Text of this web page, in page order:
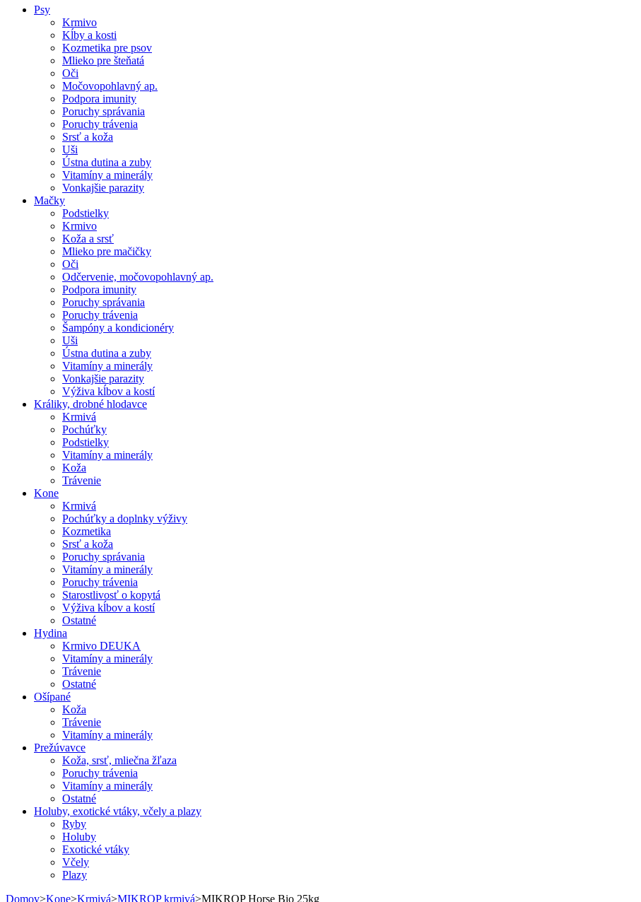
Psy
Krmivo
Kĺby a kosti
Kozmetika pre psov
Mlieko pre šteňatá
Oči
Močovopohlavný ap.
Podpora imunity
Poruchy správania
Poruchy trávenia
Srsť a koža
Uši
Ústna dutina a zuby
Vitamíny a minerály
Vonkajšie parazity
Mačky
Podstielky
Krmivo
Koža a srsť
Mlieko pre mačičky
Oči
Odčervenie, močovopohlavný ap.
Podpora imunity
Poruchy správania
Poruchy trávenia
Šampóny a kondicionéry
Uši
Ústna dutina a zuby
Vitamíny a minerály
Vonkajšie parazity
Výživa kĺbov a kostí
Králiky, drobné hlodavce
Krmivá
Pochúťky
Podstielky
Vitamíny a minerály
Koža
Trávenie
Kone
Krmivá
Pochúťky a doplnky výživy
Kozmetika
Srsť a koža
Poruchy správania
Vitamíny a minerály
Poruchy trávenia
Starostlivosť o kopytá
Výživa kĺbov a kostí
Ostatné
Hydina
Krmivo DEUKA
Vitamíny a minerály
Trávenie
Ostatné
Ošípané
Koža
Trávenie
Vitamíny a minerály
Prežúvavce
Koža, srsť, mliečna žľaza
Poruchy trávenia
Vitamíny a minerály
Ostatné
Holuby, exotické vtáky, včely a plazy
Ryby
Holuby
Exotické vtáky
Včely
Plazy
Domov>Kone>Krmivá>MIKROP krmivá>MIKROP Horse Bio 25kg